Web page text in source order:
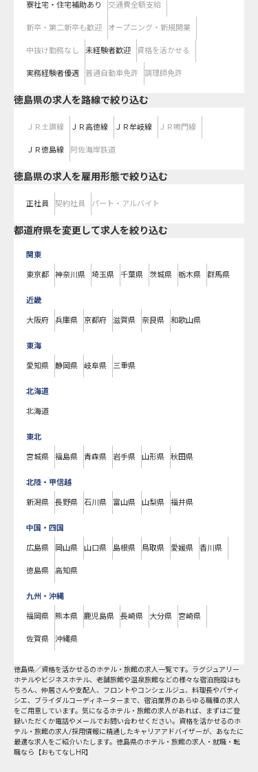
寮社宅・住宅補助あり 交通費全額支給
新卒・第二新卒も歓迎 オープニング・新規開業
中抜け勤務なし 未経験者歓迎 資格を活かせる
実務経験者優遇 普通自動車免許 調理師免許
徳島県の求人を路線で絞り込む
ＪＲ土讃線 ＪＲ高徳線 ＪＲ牟岐線 ＪＲ鳴門線
ＪＲ徳島線 阿佐海岸鉄道
徳島県の求人を雇用形態で絞り込む
正社員 契約社員 パート・アルバイト
都道府県を変更して求人を絞り込む
関東
東京都 神奈川県 埼玉県 千葉県 茨城県 栃木県 群馬県
近畿
大阪府 兵庫県 京都府 滋賀県 奈良県 和歌山県
東海
愛知県 静岡県 岐阜県 三重県
北海道
北海道
東北
宮城県 福島県 青森県 岩手県 山形県 秋田県
北陸・甲信越
新潟県 長野県 石川県 富山県 山梨県 福井県
中国・四国
広島県 岡山県 山口県 島根県 鳥取県 愛媛県 香川県
徳島県 高知県
九州・沖縄
福岡県 熊本県 鹿児島県 長崎県 大分県 宮崎県
佐賀県 沖縄県
徳島県／資格を活かせるのホテル・旅館の求人一覧です。ラグジュアリー
ホテルやビジネスホテル、老舗旅館や温泉旅館などの様々な宿泊施設はも
ちろん、仲居さんや支配人、フロントやコンシェルジュ、料理長やパティ
シエ、ブライダルコーディネーターまで、宿泊業界のあらゆる職種の求人
をご用意しています。気になるホテル・旅館の求人があれば、まずはご登
録いただくか電話やメールでお問い合わせください。資格を活かせるのホ
テル・旅館の求人/採用情報に精通したキャリアアドバイザーが、あなたに
最適な求人をご紹介いたします。徳島県のホテル・旅館の求人・就職・転
職なら【おもてなしHR】